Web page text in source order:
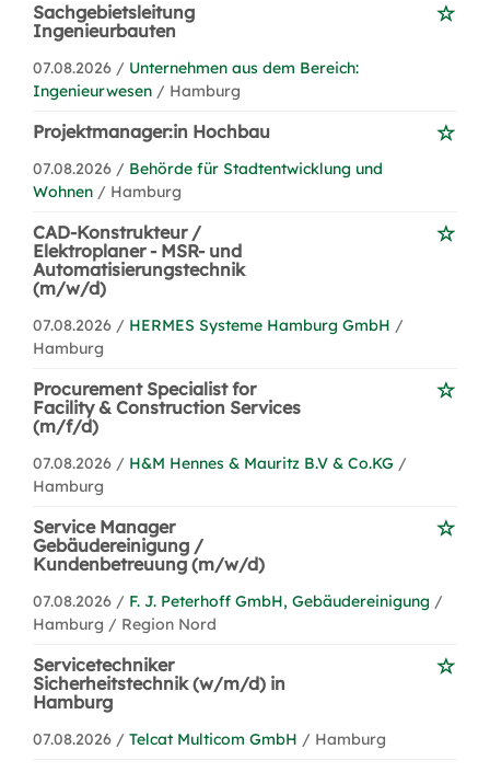
Sachgebietsleitung
Ingenieurbauten
07.08.2026 / Unternehmen aus dem Bereich:
Ingenieurwesen / Hamburg
Projektmanager:in Hochbau
07.08.2026 / Behörde für Stadtentwicklung und
Wohnen / Hamburg
CAD-Konstrukteur /
Elektroplaner - MSR- und
Automatisierungstechnik
(m/w/d)
07.08.2026 / HERMES Systeme Hamburg GmbH /
Hamburg
Procurement Specialist for
Facility & Construction Services
(m/f/d)
07.08.2026 / H&M Hennes & Mauritz B.V & Co.KG /
Hamburg
Service Manager
Gebäudereinigung /
Kundenbetreuung (m/w/d)
07.08.2026 / F. J. Peterhoff GmbH, Gebäudereinigung /
Hamburg / Region Nord
Servicetechniker
Sicherheitstechnik (w/m/d) in
Hamburg
07.08.2026 / Telcat Multicom GmbH / Hamburg